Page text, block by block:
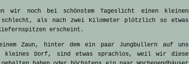
wir noch bei schönstem Tageslicht einen kleinen
schlecht, als nach zwei Kilometer plötzlich so etwas
erscheint.
Zaun, hinter dem ein paar Jungbullern auf uns
kleines Dorf, sind etwas sprachlos, weil wir diese